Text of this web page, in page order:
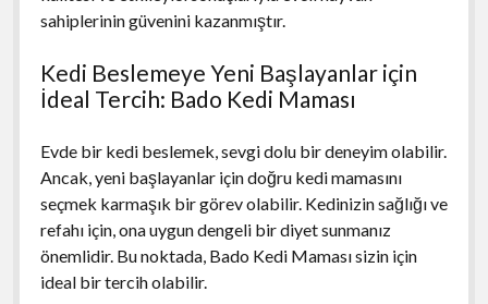
sahiplerinin güvenini kazanmıştır.
Kedi Beslemeye Yeni Başlayanlar için
İdeal Tercih: Bado Kedi Maması
Evde bir kedi beslemek, sevgi dolu bir deneyim olabilir.
Ancak, yeni başlayanlar için doğru kedi mamasını
seçmek karmaşık bir görev olabilir. Kedinizin sağlığı ve
refahı için, ona uygun dengeli bir diyet sunmanız
önemlidir. Bu noktada, Bado Kedi Maması sizin için
ideal bir tercih olabilir.